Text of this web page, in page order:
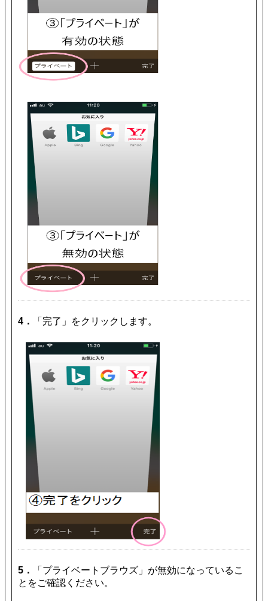
4． 「完了」をクリックします。
5．
「プライベートブラウズ」が無効になっているこ
とをご確認ください。